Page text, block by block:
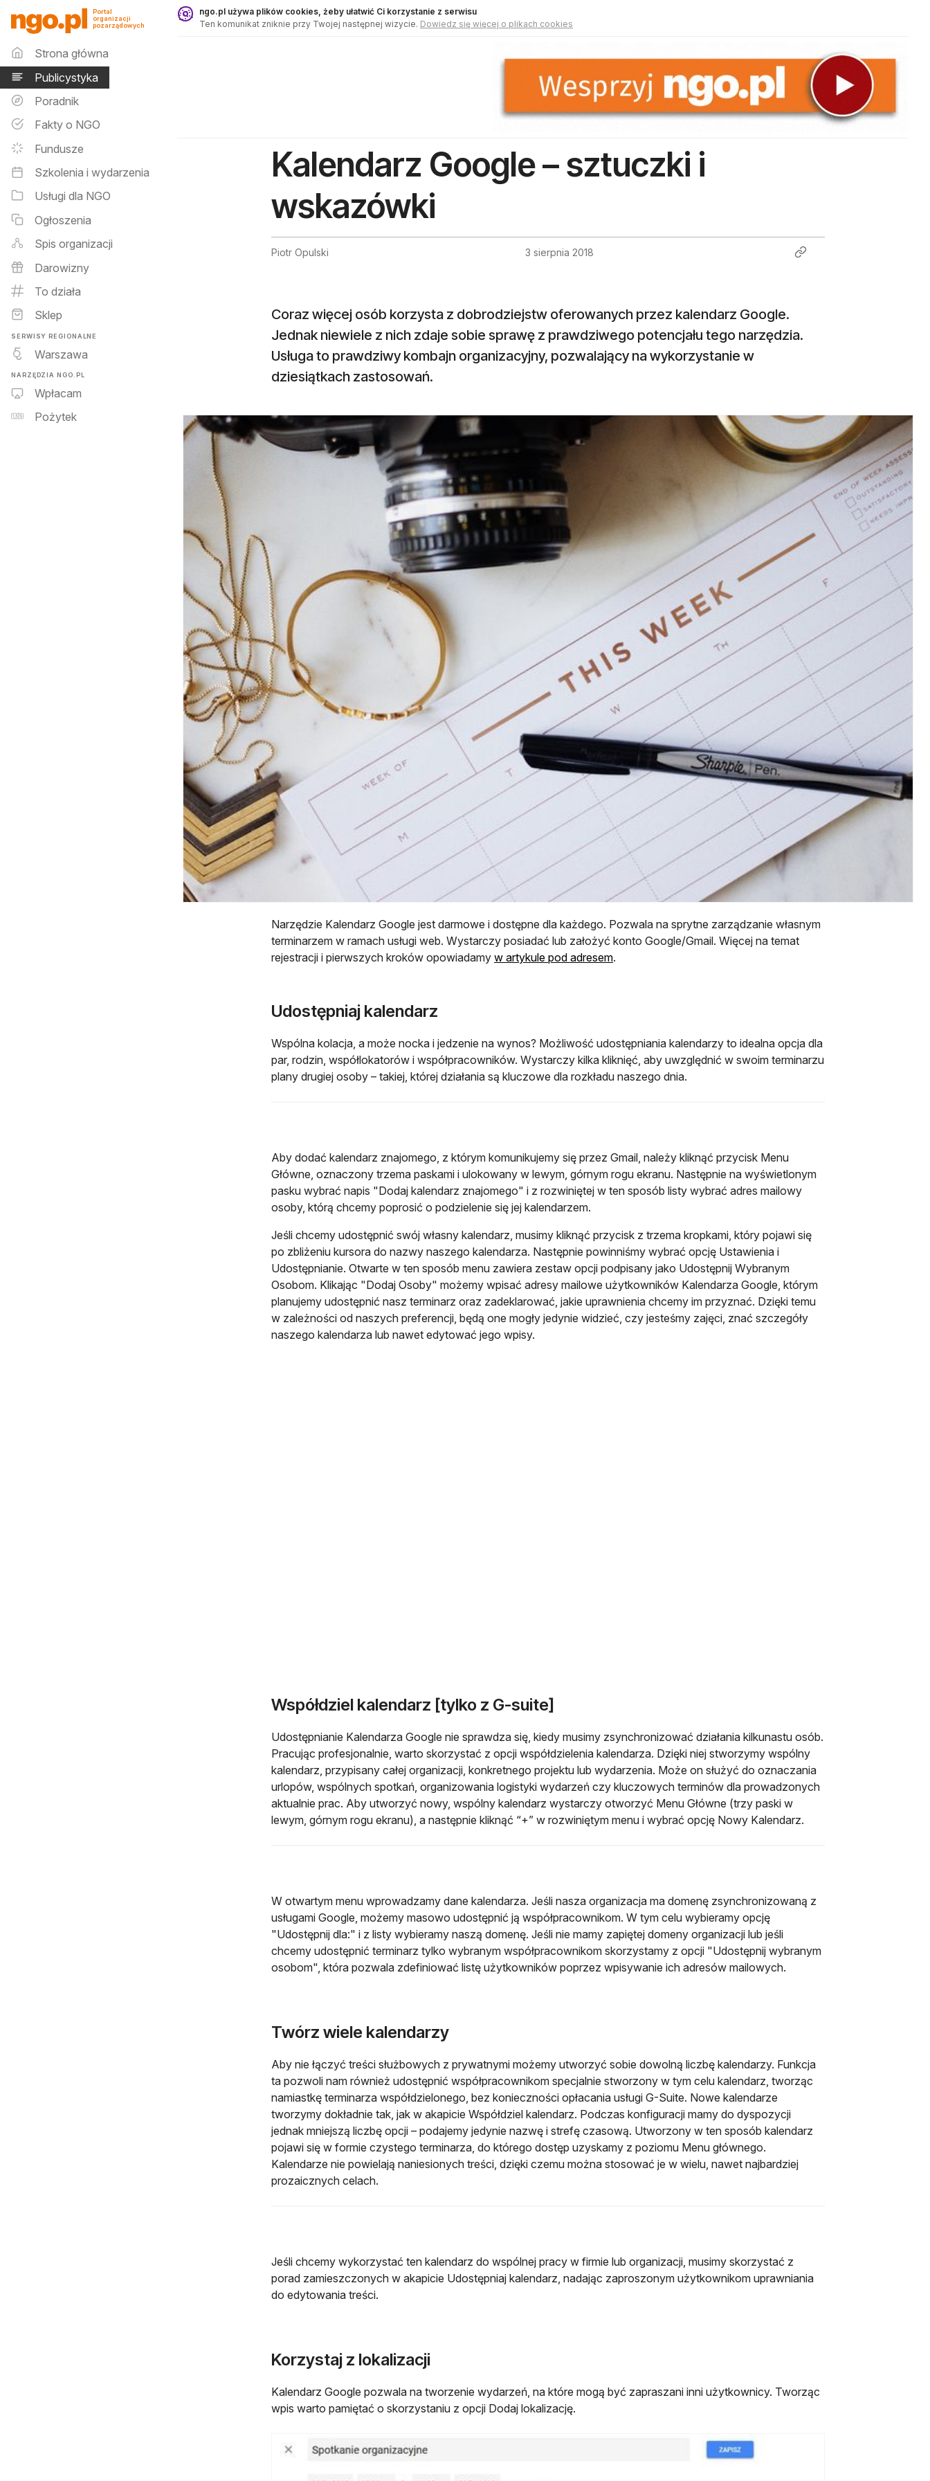
Publicystyka - ngo.pl
Portal
organizacji
pozarządowych
Menu główne
Strona główna
Publicystyka
Poradnik
Fakty o NGO
Fundusze
Szkolenia i wydarzenia
Usługi dla NGO
Ogłoszenia
Spis organizacji
Darowizny
To działa
Sklep
SERWISY REGIONALNE
Warszawa
NARZĘDZIA NGO.PL
Wpłacam
Pożytek
ngo.pl używa plików cookies, żeby ułatwić Ci korzystanie z serwisu
Ten komunikat zniknie przy Twojej następnej wizycie. Dowiedz się więcej o plikach cookies
Kalendarz Google – sztuczki i
wskazówki
Piotr Opulski 3 sierpnia 2018
Coraz więcej osób korzysta z dobrodziejstw oferowanych przez kalendarz Google.
Jednak niewiele z nich zdaje sobie sprawę z prawdziwego potencjału tego narzędzia.
Usługa to prawdziwy kombajn organizacyjny, pozwalający na wykorzystanie w
dziesiątkach zastosowań.
Narzędzie Kalendarz Google jest darmowe i dostępne dla każdego. Pozwala na sprytne zarządzanie własnym
terminarzem w ramach usługi web. Wystarczy posiadać lub założyć konto Google/Gmail. Więcej na temat
rejestracji i pierwszych kroków opowiadamy w artykule pod adresemotwiera się w nowej karcie
.
Udostępniaj kalendarz
Wspólna kolacja, a może nocka i jedzenie na wynos? Możliwość udostępniania kalendarzy to idealna opcja dla
par, rodzin, współlokatorów i współpracowników. Wystarczy kilka kliknięć, aby uwzględnić w swoim terminarzu
plany drugiej osoby – takiej, której działania są kluczowe dla rozkładu naszego dnia.
Aby dodać kalendarz znajomego, z którym komunikujemy się przez Gmail, należy kliknąć przycisk Menu
Główne, oznaczony trzema paskami i ulokowany w lewym, górnym rogu ekranu. Następnie na wyświetlonym
pasku wybrać napis "Dodaj kalendarz znajomego" i z rozwiniętej w ten sposób listy wybrać adres mailowy
osoby, którą chcemy poprosić o podzielenie się jej kalendarzem.
Jeśli chcemy udostępnić swój własny kalendarz, musimy kliknąć przycisk z trzema kropkami, który pojawi się
po zbliżeniu kursora do nazwy naszego kalendarza. Następnie powinniśmy wybrać opcję Ustawienia i
Udostępnianie. Otwarte w ten sposób menu zawiera zestaw opcji podpisany jako Udostępnij Wybranym
Osobom. Klikając "Dodaj Osoby" możemy wpisać adresy mailowe użytkowników Kalendarza Google, którym
planujemy udostępnić nasz terminarz oraz zadeklarować, jakie uprawnienia chcemy im przyznać. Dzięki temu
w zależności od naszych preferencji, będą one mogły jedynie widzieć, czy jesteśmy zajęci, znać szczegóły
naszego kalendarza lub nawet edytować jego wpisy.
Współdziel kalendarz [tylko z G-suite]
Udostępnianie Kalendarza Google nie sprawdza się, kiedy musimy zsynchronizować działania kilkunastu osób.
Pracując profesjonalnie, warto skorzystać z opcji współdzielenia kalendarza. Dzięki niej stworzymy wspólny
kalendarz, przypisany całej organizacji, konkretnego projektu lub wydarzenia. Może on służyć do oznaczania
urlopów, wspólnych spotkań, organizowania logistyki wydarzeń czy kluczowych terminów dla prowadzonych
aktualnie prac. Aby utworzyć nowy, wspólny kalendarz wystarczy otworzyć Menu Główne (trzy paski w
lewym, górnym rogu ekranu), a następnie kliknąć “+” w rozwiniętym menu i wybrać opcję Nowy Kalendarz.
W otwartym menu wprowadzamy dane kalendarza. Jeśli nasza organizacja ma domenę zsynchronizowaną z
usługami Google, możemy masowo udostępnić ją współpracownikom. W tym celu wybieramy opcję
"Udostępnij dla:" i z listy wybieramy naszą domenę. Jeśli nie mamy zapiętej domeny organizacji lub jeśli
chcemy udostępnić terminarz tylko wybranym współpracownikom skorzystamy z opcji "Udostępnij wybranym
osobom", która pozwala zdefiniować listę użytkowników poprzez wpisywanie ich adresów mailowych.
Twórz wiele kalendarzy
Aby nie łączyć treści służbowych z prywatnymi możemy utworzyć sobie dowolną liczbę kalendarzy. Funkcja
ta pozwoli nam również udostępnić współpracownikom specjalnie stworzony w tym celu kalendarz, tworząc
namiastkę terminarza współdzielonego, bez konieczności opłacania usługi G-Suite. Nowe kalendarze
tworzymy dokładnie tak, jak w akapicie Współdziel kalendarz. Podczas konfiguracji mamy do dyspozycji
jednak mniejszą liczbę opcji – podajemy jedynie nazwę i strefę czasową. Utworzony w ten sposób kalendarz
pojawi się w formie czystego terminarza, do którego dostęp uzyskamy z poziomu Menu głównego.
Kalendarze nie powielają naniesionych treści, dzięki czemu można stosować je w wielu, nawet najbardziej
prozaicznych celach.
Jeśli chcemy wykorzystać ten kalendarz do wspólnej pracy w firmie lub organizacji, musimy skorzystać z
porad zamieszczonych w akapicie Udostępniaj kalendarz, nadając zaproszonym użytkownikom uprawniania
do edytowania treści.
Korzystaj z lokalizacji
Kalendarz Google pozwala na tworzenie wydarzeń, na które mogą być zapraszani inni użytkownicy. Tworząc
wpis warto pamiętać o skorzystaniu z opcji Dodaj lokalizację.